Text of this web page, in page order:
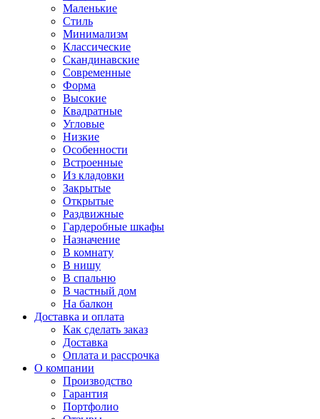
Маленькие
Стиль
Минимализм
Классические
Скандинавские
Современные
Форма
Высокие
Квадратные
Угловые
Низкие
Особенности
Встроенные
Из кладовки
Закрытые
Открытые
Раздвижные
Гардеробные шкафы
Назначение
В комнату
В нишу
В спальню
В частный дом
На балкон
Доставка и оплата
Как сделать заказ
Доставка
Оплата и рассрочка
О компании
Производство
Гарантия
Портфолио